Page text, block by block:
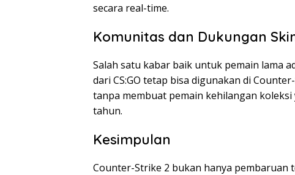
secara real-time.
Komunitas dan Dukungan
Salah satu kabar baik untuk pemain lama
dari CS:GO tetap bisa digunakan di
tanpa membuat pemain kehilangan
tahun.
Kesimpulan
Counter-Strike 2 bukan hanya pembaruan